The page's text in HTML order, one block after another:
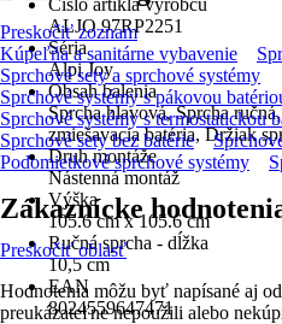
Číslo artikla výrobcu
ALJO 97RP2251
Séria
Alpi Joy
Obsah balenia
Sprcha hlavová, Sprcha
zmiešavacia batéria, Držiak
Druh montáže
Nástenná montáž
Výška
105.6 cm x 105.6 cm
Ručná sprcha - dĺžka
10,5 cm
EAN
8024559647471
Preskočiť zoznam
Kúpeľňa a sanitárne vybavenie
Sprchové sety a sprchové systémy
Sprchové systémy s pákovou
Sprchové systémy s termostatickou
Sprchové sety bez batérie
Podomietkové sprchové systémy
Zákaznícke
Preskočiť oblasť
Hodnotenia môžu byť napísané aj
preukázateľne nepoužili alebo